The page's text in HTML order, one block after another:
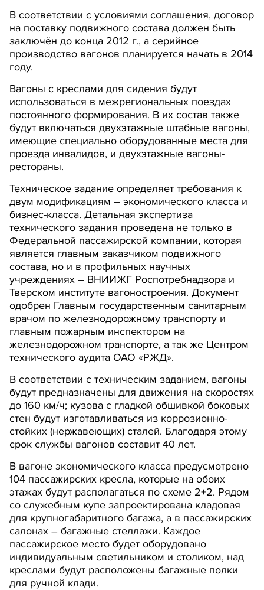
В соответствии с условиями соглашения, договор
на поставку подвижного состава должен быть
заключён до конца 2012 г., а серийное
производство вагонов планируется начать в 2014
году.
Вагоны с креслами для сидения будут
использоваться в межрегиональных поездах
постоянного формирования. В их состав также
будут включаться двухэтажные штабные вагоны,
имеющие специально оборудованные места для
проезда инвалидов, и двухэтажные вагоны-
рестораны.
Техническое задание определяет требования к
двум модификациям – экономического класса и
бизнес-класса. Детальная экспертиза
технического задания проведена не только в
Федеральной пассажирской компании, которая
является главным заказчиком подвижного
состава, но и в профильных научных
учреждениях – ВНИИЖГ Роспотребнадзора и
Тверском институте вагоностроения. Документ
одобрен Главным государственным санитарным
врачом по железнодорожному транспорту и
главным пожарным инспектором на
железнодорожном транспорте, а так же Центром
технического аудита ОАО «РЖД».
В соответствии с техническим заданием, вагоны
будут предназначены для движения на скоростях
до 160 км/ч; кузова с гладкой обшивкой боковых
стен будут изготавливаться из коррозионно-
стойких (нержавеющих) сталей. Благодаря этому
срок службы вагонов составит 40 лет.
В вагоне экономического класса предусмотрено
104 пассажирских кресла, которые на обоих
этажах будут располагаться по схеме 2+2. Рядом
со служебным купе запроектирована кладовая
для крупногабаритного багажа, а в пассажирских
салонах – багажные стеллажи. Каждое
пассажирское место будет оборудовано
индивидуальным светильником и столиком, над
креслами будут расположены багажные полки
для ручной клади.